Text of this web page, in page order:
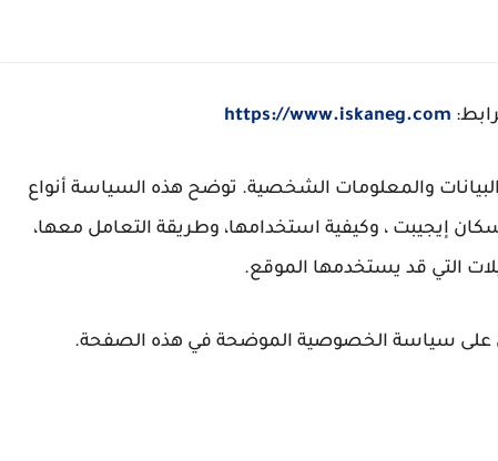
https://www.iskaneg.com
والمعلومات الشخصية. توضح هذه السياسة أنواع
إيجيبت ، وكيفية استخدامها، وطريقة التعامل معها،
التي قد يستخدمها الموقع.
على سياسة الخصوصية الموضحة في هذه الصفحة.